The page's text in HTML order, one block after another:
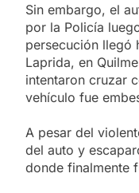
Sin embargo, el
por la Policía
persecución llegó
Laprida, en
intentaron cruzar
vehículo fue
A pesar del
del auto y
donde finalmente